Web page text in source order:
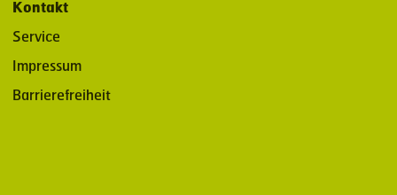
Kontakt
Service
Impressum
Barrierefreiheit